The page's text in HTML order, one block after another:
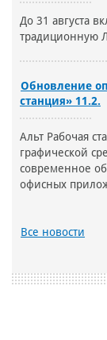
До 31 августа
традиционную
Обновление
станция» 11.2.
Альт Рабочая
графической
современное
офисных
Все новости